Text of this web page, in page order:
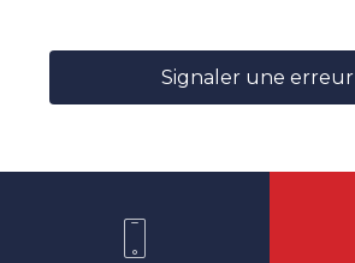
Signaler une erreur